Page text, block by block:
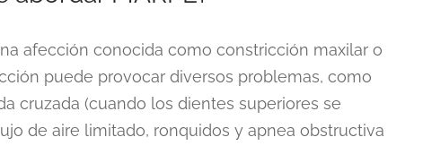
afección conocida como constricción maxilar o
puede provocar diversos problemas, como
cruzada (cuando los dientes superiores se
de aire limitado, ronquidos y apnea obstructiva